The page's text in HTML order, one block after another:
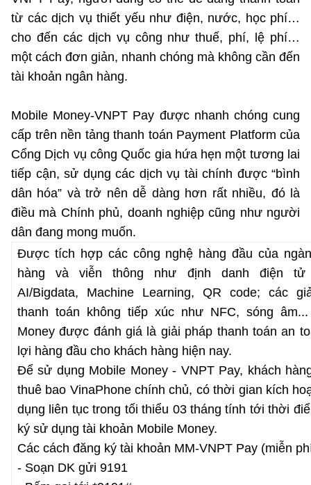
từ các dịch vụ thiết yếu như điện, nước, học phí…
cho đến các dịch vụ công như thuế, phí, lệ phí…
một cách đơn giản, nhanh chóng mà không cần đến
tài khoản ngân hàng.
Mobile Money-VNPT Pay được nhanh chóng cung
cấp trên nền tảng thanh toán Payment Platform của
Cổng Dịch vụ công Quốc gia hứa hẹn một tương lai
tiếp cận, sử dụng các dịch vụ tài chính được “bình
dân hóa” và trở nên dễ dàng hơn rất nhiều, đó là
điều mà Chính phủ, doanh nghiệp cũng như người
dân đang mong muốn.
Được tích hợp các công nghệ hàng đầu của
hàng và viễn thông như định danh điện tử
AI/Bigdata, Machine Learning, QR code; các
thanh toán không tiếp xúc như NFC, sóng âm...
Money được đánh giá là giải pháp thanh toán an
lợi hàng đầu cho khách hàng hiện nay.
Để sử dụng Mobile Money - VNPT Pay, khách
thuê bao VinaPhone chính chủ, có thời gian kích
dụng liên tục trong tối thiểu 03 tháng tính tới thời
ký sử dụng tài khoản Mobile Money.
Các cách đăng ký tài khoản MM-VNPT Pay (miễn
- Soạn DK gửi 9191